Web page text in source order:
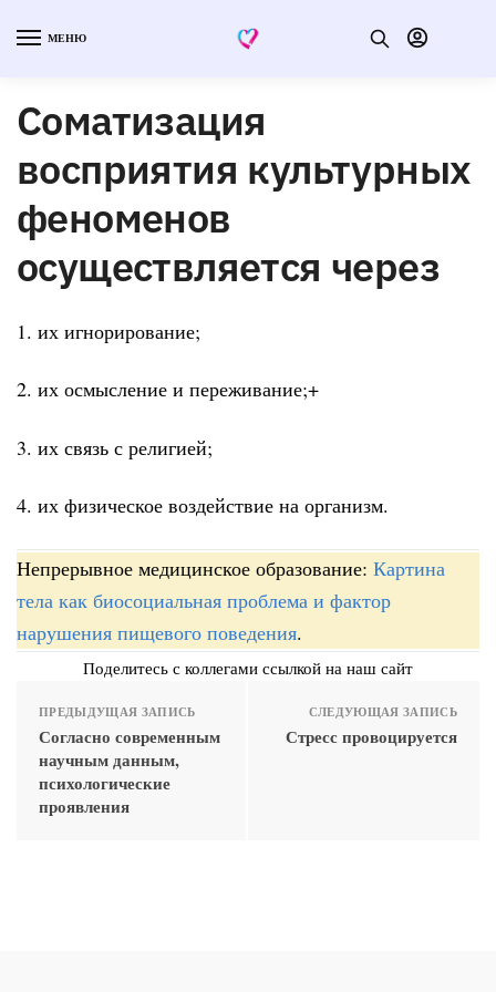
МЕНЮ
Соматизация
восприятия культурных
феноменов
осуществляется через
1. их игнорирование;
2. их осмысление и переживание;+
3. их связь с религией;
4. их физическое воздействие на организм.
Непрерывное медицинское образование: Картина
тела как биосоциальная проблема и фактор
нарушения пищевого поведения.
Поделитесь с коллегами ссылкой на наш сайт
ПРЕДЫДУЩАЯ ЗАПИСЬ
Согласно современным
научным данным,
психологические
проявления
СЛЕДУЮЩАЯ ЗАПИСЬ
Стресс провоцируется